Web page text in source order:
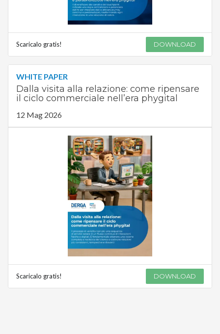
Scaricalo gratis! DOWNLOAD
WHITE PAPER
Dalla visita alla relazione: come ripensare
il ciclo commerciale nell’era phygital
12 Mag 2026
Scaricalo gratis! DOWNLOAD